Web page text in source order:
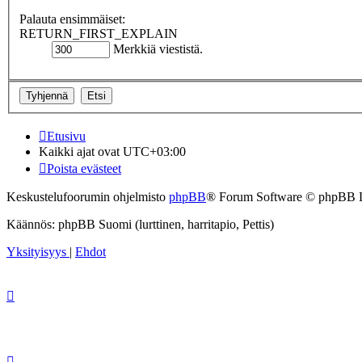
Palauta ensimmäiset:
RETURN_FIRST_EXPLAIN
Merkkiä viestistä.
Etusivu
Kaikki ajat ovat UTC+03:00
Poista evästeet
Keskustelufoorumin ohjelmisto phpBB® Forum Software © phpBB
Käännös: phpBB Suomi (lurttinen, harritapio, Pettis)
Yksityisyys | Ehdot